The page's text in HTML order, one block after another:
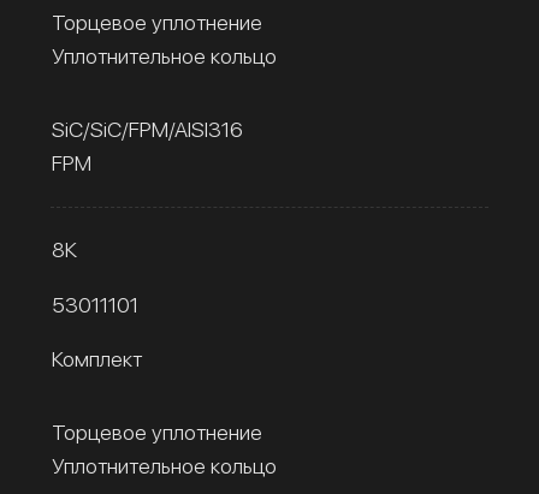
Торцевое уплотнение
Уплотнительное кольцо
SiC/SiC/FPM/AISI316
FPM
8К
53011101
Комплект
Торцевое уплотнение
Уплотнительное кольцо